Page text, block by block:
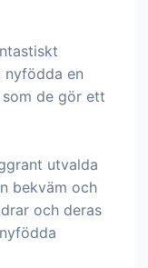
en
de gör ett
utvalda
bekväm och
och deras